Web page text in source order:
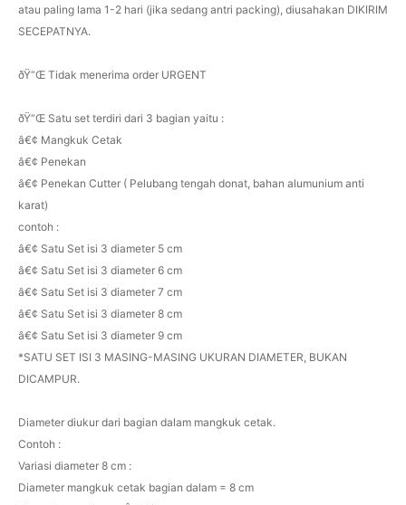
atau paling lama 1-2 hari (jika sedang antri packing), diusahakan DIKIRIM
SECEPATNYA.
ðŸ“Œ Tidak menerima order URGENT
ðŸ“Œ Satu set terdiri dari 3 bagian yaitu :
â€¢ Mangkuk Cetak
â€¢ Penekan
â€¢ Penekan Cutter ( Pelubang tengah donat, bahan alumunium anti
karat)
contoh :
â€¢ Satu Set isi 3 diameter 5 cm
â€¢ Satu Set isi 3 diameter 6 cm
â€¢ Satu Set isi 3 diameter 7 cm
â€¢ Satu Set isi 3 diameter 8 cm
â€¢ Satu Set isi 3 diameter 9 cm
*SATU SET ISI 3 MASING-MASING UKURAN DIAMETER, BUKAN
DICAMPUR.
Diameter diukur dari bagian dalam mangkuk cetak.
Contoh :
Variasi diameter 8 cm :
Diameter mangkuk cetak bagian dalam = 8 cm